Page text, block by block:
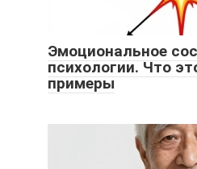
Эмоциональное
психологии. Что
примеры